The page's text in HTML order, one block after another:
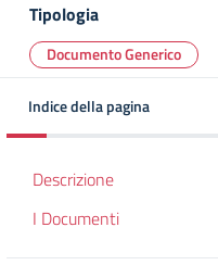
Tipologia
Documento Generico
Indice della pagina
Descrizione
I Documenti